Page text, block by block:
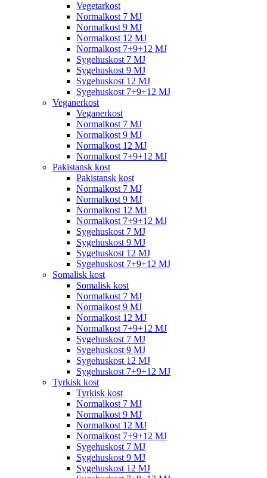
Vegetarkost
Normalkost 7 MJ
Normalkost 9 MJ
Normalkost 12 MJ
Normalkost 7+9+12 MJ
Sygehuskost 7 MJ
Sygehuskost 9 MJ
Sygehuskost 12 MJ
Sygehuskost 7+9+12 MJ
Veganerkost
Veganerkost
Normalkost 7 MJ
Normalkost 9 MJ
Normalkost 12 MJ
Normalkost 7+9+12 MJ
Pakistansk kost
Pakistansk kost
Normalkost 7 MJ
Normalkost 9 MJ
Normalkost 12 MJ
Normalkost 7+9+12 MJ
Sygehuskost 7 MJ
Sygehuskost 9 MJ
Sygehuskost 12 MJ
Sygehuskost 7+9+12 MJ
Somalisk kost
Somalisk kost
Normalkost 7 MJ
Normalkost 9 MJ
Normalkost 12 MJ
Normalkost 7+9+12 MJ
Sygehuskost 7 MJ
Sygehuskost 9 MJ
Sygehuskost 12 MJ
Sygehuskost 7+9+12 MJ
Tyrkisk kost
Tyrkisk kost
Normalkost 7 MJ
Normalkost 9 MJ
Normalkost 12 MJ
Normalkost 7+9+12 MJ
Sygehuskost 7 MJ
Sygehuskost 9 MJ
Sygehuskost 12 MJ